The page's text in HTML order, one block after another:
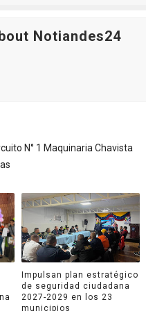
Notiandes24
N° 1 Maquinaria Chavista
Impulsan plan estratégico
de seguridad ciudadana
2027-2029 en los 23
municipios